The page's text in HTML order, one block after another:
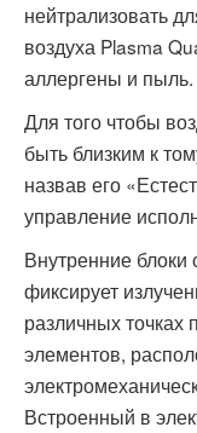
нейтрализовать
воздуха Plasma
аллергены и пыль.
Для того чтобы
быть близким к
назвав его
управление
Внутренние
фиксирует
различных точках
элементов,
Встроенный в